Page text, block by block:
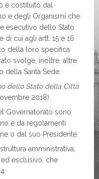
è costituito dal
e degli Organismi che
esecutivo dello Stato
di cui agli artt. 15 e 16
della loro specifica
svolge, inoltre, altre
della Santa Sede.
dello Stato della Città
2018).
Governatorato sono
e da regolamenti
o dal suo Presidente.
amministrativa,
esclusivo, che